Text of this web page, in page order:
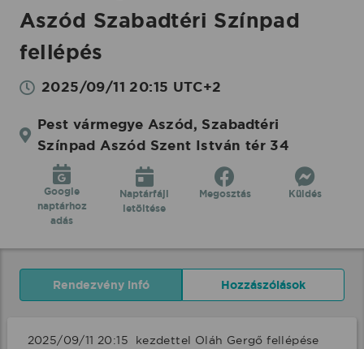
Aszód Szabadtéri Színpad
fellépés
2025/09/11 20:15 UTC+2
Pest vármegye Aszód, Szabadtéri
Színpad Aszód Szent István tér 34
Google
naptárhoz
adás
Naptárfájl
letöltése
Megosztás Küldés
Rendezvény infó Hozzászólások
2025/09/11 20:15  kezdettel Oláh Gergő fellépése